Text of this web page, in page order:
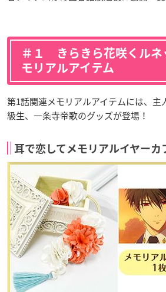
＃１ きらきら花咲くル
モリアルアイテム
第1話関連メモリアルアイテムには、主
級生、 一条寺帝歌のグッズが登場！
耳で恋してメモリアルイヤーカ